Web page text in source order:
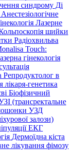
синдрому Ді
Анестезіологічне
Лазерне
шийки
Радіохвильва
Touch:
гінекологія
Репродуктолог в
лікаря-генетика
Біофізичний
(трансректальне
УЗД
залози)
ЕКГ
Дермоїдна кіста
лікування фімозу